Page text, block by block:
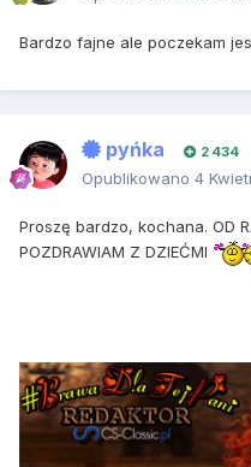
Bardzo fajne ale poczekam
pyńka 2 434
Opublikowano 4
Proszę bardzo, kochana. OD
POZDRAWIAM Z DZIEĆMI